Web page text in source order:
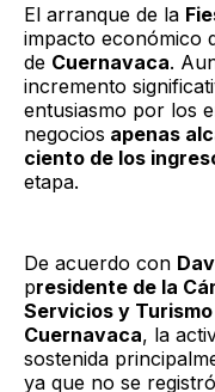
El arranque de la
impacto económico
de Cuernavaca.
incremento
entusiasmo por los
negocios apenas
ciento de los
etapa.
De acuerdo con
presidente de la
Servicios y
Cuernavaca, la
sostenida
ya que no se